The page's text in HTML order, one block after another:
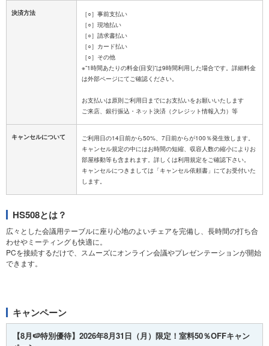
決済方法
［○］事前支払い
［○］現地払い
［○］請求書払い
［○］カード払い
［○］その他
※”1時間あたりの料金(目安)”は9時間利用した場合です。詳細料金
は外部ページにてご確認ください。
お支払いは原則ご利用日までにお支払いをお願いいたします
キャンセルについて
ご利用日の14日前から50%、7日前からが100％発生致します。
キャンセル規定の中にはお時間の短縮、収容人数の縮小によりお
部屋移動等も含まれます。詳しくは利用規定をご確認下さい。
キャンセルにつきましては「キャンセル依頼書」にてお受付いた
HS508とは？
広々とした会議用テーブルに座り心地のよいチェアを完備し、長時間の打ち合
わせやミーティングも快適に。
PCを接続するだけで、スムーズにオンライン会議やプレゼンテーションが開始
できます。
キャンペーン
【8月🍉特別優待】2026年8月31日（月）限定！室料50％OFFキャン